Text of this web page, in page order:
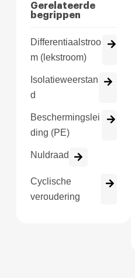
Gerelateerde
begrippen
Differentiaalstroo
m (lekstroom)
Isolatieweerstan
d
Beschermingslei
ding (PE)
Nuldraad
Cyclische
veroudering